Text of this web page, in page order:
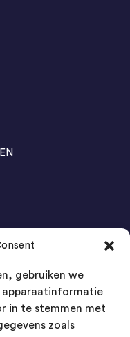
gebruiken we
apparaatinformatie
in te stemmen met
zoals